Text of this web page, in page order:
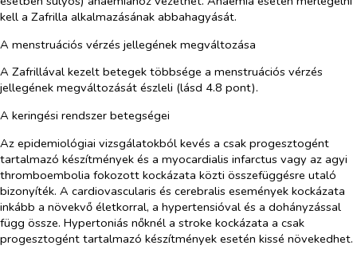
kell a Zafrilla alkalmazásának abbahagyását.
A menstruációs vérzés jellegének megváltozása
A Zafrillával kezelt betegek többsége a menstruációs vérzés
jellegének megváltozását észleli (lásd 4.8 pont).
A keringési rendszer betegségei
Az epidemiológiai vizsgálatokból kevés a csak progesztogént
tartalmazó készítmények és a myocardialis infarctus vagy az agyi
thromboembolia fokozott kockázata közti összefüggésre utaló
bizonyíték. A cardiovascularis és cerebralis események kockázata
inkább a növekvő életkorral, a hypertensióval és a dohányzással
függ össze. Hypertoniás nőknél a stroke kockázata a csak
progesztogént tartalmazó készítmények esetén kissé növekedhet.